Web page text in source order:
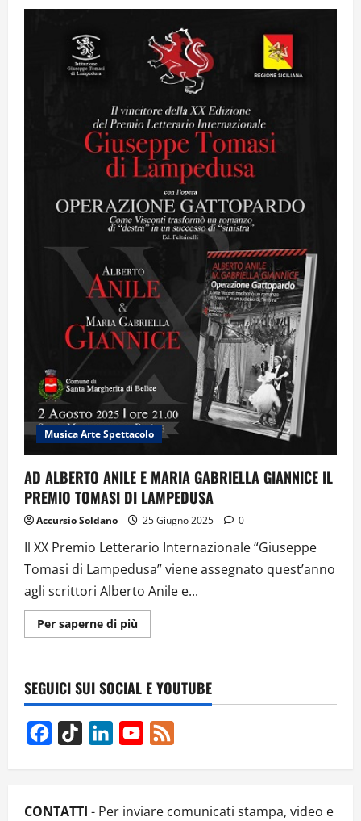
Musica Arte Spettacolo
AD ALBERTO ANILE E MARIA GABRIELLA GIANNICE IL
PREMIO TOMASI DI LAMPEDUSA
Accursio Soldano 25 Giugno 2025 0
Il XX Premio Letterario Internazionale “Giuseppe
Tomasi di Lampedusa” viene assegnato quest’anno
agli scrittori Alberto Anile e...
Per saperne di piùUlteriori
informazioni
ANILE
E
MARIA
GIANNICE
IL
PREMIO
DI
SEGUICI SUI SOCIAL E YOUTUBE
Facebook
TikTok LinkedInYouTube
CONTATTI - Per inviare comunicati stampa, video e